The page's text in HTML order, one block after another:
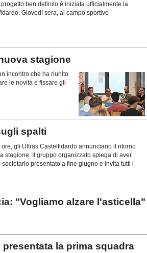
ben definito è iniziata ufficialmente la
Giovedì sera, al campo sportivo
stagione
incontro che ha riunito
le novità e fissare gli
spalti
gli Ultras Castelfidardo annunciano il ritorno
stagione. Il gruppo organizzato spiega di aver
presentato a fine giugno e invita tutti i
"Vogliamo alzare l'asticella"
presentata la prima squadra